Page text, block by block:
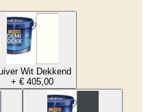
Wit Dekkend
+ € 405,00